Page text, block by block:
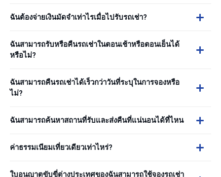
ฉันต้องจ่ายเงินมัดจำเท่าไรเมื่อไปรับรถเช่า?
ฉันสามารถรับหรือคืนรถเช่าในตอนเช้าหรือตอนเย็นได้
หรือไม่?
ฉันสามารถคืนรถเช่าได้เร็วกว่าวันที่ระบุในการจองหรือ
ไม่?
ฉันสามารถค้นหาสถานที่รับและส่งคืนที่แน่นอนได้ที่ไหน
ค่าธรรมเนียมเที่ยวเดียวเท่าไหร่?
ใบอนุญาตขับขี่ต่างประเทศของฉันสามารถใช้จองรถเช่า